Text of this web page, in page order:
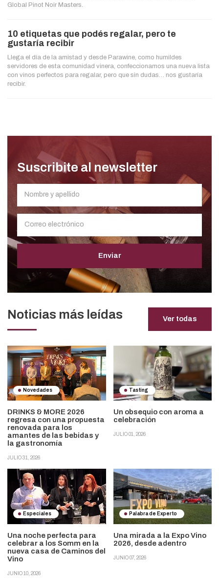
Global Pinot Noir Masters.
10 etiquetas que podés regalar, pero te
gustaría recibir
Llega el día de la amistad y desde Parawine, como humildes
servidores de esta comunidad vinera, confeccionamos una nueva lista
con vinos perfectos para regalar, pero que sin dudas… nos gustaría
recibir.
Suscribite al newsletter
Enviar
Noticias más leídas Ver todas
Novedades
DRINKS & MORE 2026
regresa con una propuesta
renovada para los
amantes de las bebidas y
la gastronomía
JULIO 31, 2026
Tasting
Un obsequio con aroma a
celebración
JULIO 01, 2026
Especiales
Una noche perfecta para
celebrar a los Somm en la
nueva casa de Caminos del
Vino
JUNIO 10, 2026
Palabra de Experto
Una mirada a la Expo Vino
2026, desde adentro
JUNIO 07, 2026